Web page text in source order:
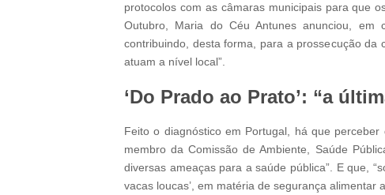
protocolos com as câmaras municipais para que
Outubro, Maria do Céu Antunes anunciou, em
contribuindo, desta forma, para a prossecução da
atuam a nível local”.
‘Do Prado ao Prato’: “a
Feito o diagnóstico em Portugal, há que
membro da Comissão de Ambiente, Saúde
diversas ameaças para a saúde pública”. E que,
vacas loucas’, em matéria de segurança alimentar